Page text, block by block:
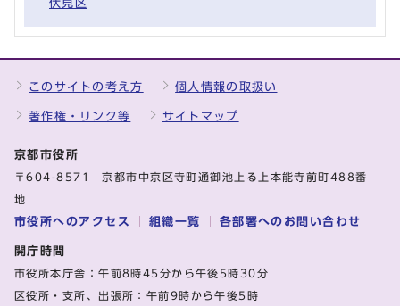
伏見区
このサイトの考え方 個人情報の取扱い
著作権・リンク等 サイトマップ
京都市役所
〒604-8571 京都市中京区寺町通御池上る上本能寺前町488番
地
市役所へのアクセス 組織一覧 各部署へのお問い合わせ
開庁時間
市役所本庁舎：午前8時45分から午後5時30分
区役所・支所、出張所：午前9時から午後5時